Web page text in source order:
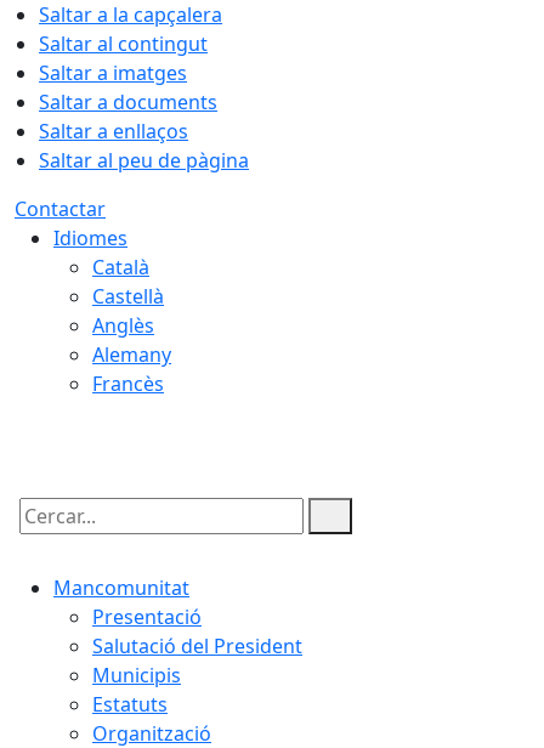
Saltar a la capçalera
Saltar al contingut
Saltar a imatges
Saltar a documents
Saltar a enllaços
Saltar al peu de pàgina
Contactar
Idiomes
Català
Castellà
Anglès
Alemany
Francès
Cercar:
Mancomunitat
Presentació
Salutació del President
Municipis
Estatuts
Organització